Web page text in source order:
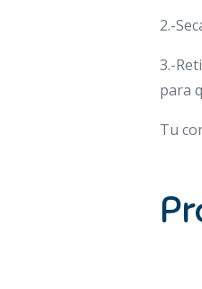
2.-
3.-
para
Tu